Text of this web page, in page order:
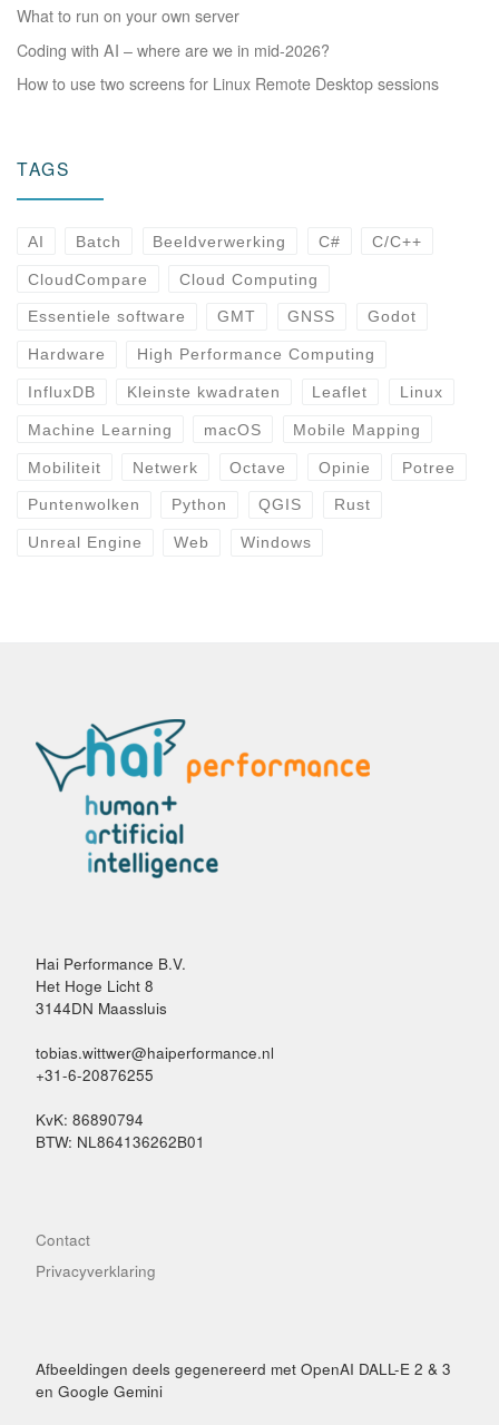
What to run on your own server
Coding with AI – where are we in mid-2026?
How to use two screens for Linux Remote Desktop sessions
TAGS
AI Batch Beeldverwerking C# C/C++
CloudCompare Cloud Computing
Essentiele software GMT GNSS Godot
Hardware High Performance Computing
InfluxDB Kleinste kwadraten Leaflet Linux
Machine Learning macOS Mobile Mapping
Mobiliteit Netwerk Octave Opinie Potree
Puntenwolken Python QGIS Rust
Unreal Engine Web Windows
Hai Performance B.V.
Het Hoge Licht 8
3144DN Maassluis
tobias.wittwer@haiperformance.nl
+31-6-20876255
KvK: 86890794
BTW: NL864136262B01
Contact
Privacyverklaring
Afbeeldingen deels gegenereerd met OpenAI DALL-E 2 & 3
en Google Gemini